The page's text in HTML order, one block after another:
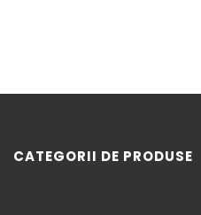
CATEGORII DE PRODUSE